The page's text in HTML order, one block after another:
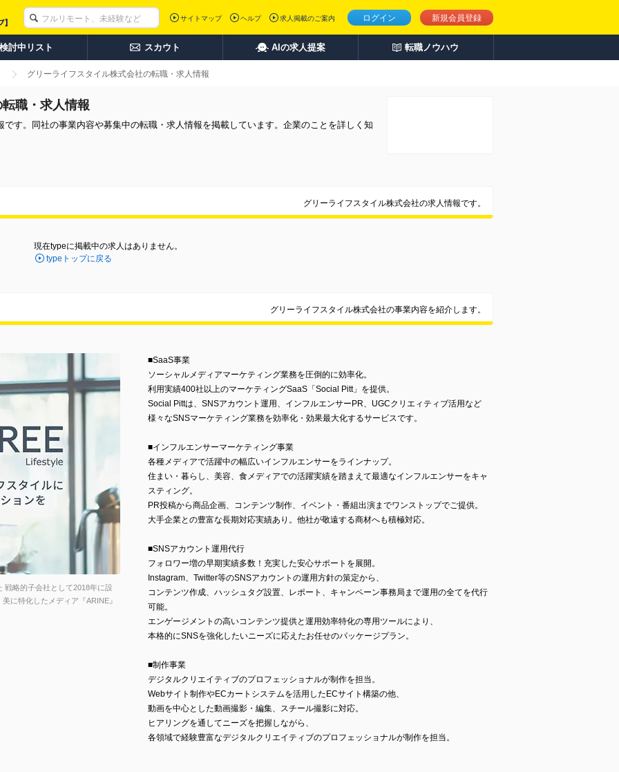
ログイン 新規会員登録
サイトマップ ヘルプ 求人掲載のご案内
討中リスト スカウト AIの求人提案 転職ノウハウ
グリーライフスタイル株式会社の転職・求人情報
職・求人情報
す。同社の事業内容や募集中の転職・求人情報を掲載しています。企業のことを詳しく知
グリーライフスタイル株式会社の求人情報です。
現在typeに掲載中の求人はありません。
typeトップに戻る
グリーライフスタイル株式会社の事業内容を紹介します。
戦略的子会社として2018年に設
に特化したメディア『ARINE』
■SaaS事業
ソーシャルメディアマーケティング業務を圧倒的に効率化。
利用実績400社以上のマーケティングSaaS「Social Pitt」を提供。
Social Pittは、SNSアカウント運用、インフルエンサーPR、UGCクリエィティブ活用など
様々なSNSマーケティング業務を効率化・効果最大化するサービスです。
■インフルエンサーマーケティング事業
各種メディアで活躍中の幅広いインフルエンサーをラインナップ。
住まい・暮らし、美容、食メディアでの活躍実績を踏まえて最適なインフルエンサーをキャ
スティング。
PR投稿から商品企画、コンテンツ制作、イベント・番組出演までワンストップでご提供。
大手企業との豊富な長期対応実績あり。他社が敬遠する商材へも積極対応。
■SNSアカウント運用代行
フォロワー増の早期実績多数！充実した安心サポートを展開。
Instagram、Twitter等のSNSアカウントの運用方針の策定から、
コンテンツ作成、ハッシュタグ設置、レポート、キャンペーン事務局まで運用の全てを代行
可能。
エンゲージメントの高いコンテンツ提供と運用効率特化の専用ツールにより、
本格的にSNSを強化したいニーズに応えたお任せのパッケージプラン。
■制作事業
デジタルクリエイティブのプロフェッショナルが制作を担当。
Webサイト制作やECカートシステムを活用したECサイト構築の他、
動画を中心とした動画撮影・編集、スチール撮影に対応。
ヒアリングを通してニーズを把握しながら、
各領域で経験豊富なデジタルクリエイティブのプロフェッショナルが制作を担当。